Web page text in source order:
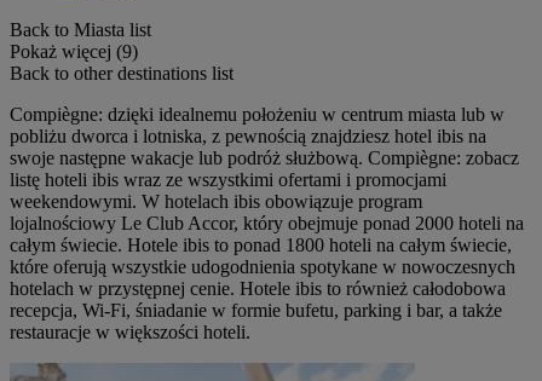
Back to Miasta list
Pokaż więcej (9)
Back to other destinations list
Compiègne: dzięki idealnemu położeniu w centrum miasta lub w
pobliżu dworca i lotniska, z pewnością znajdziesz hotel ibis na
swoje następne wakacje lub podróż służbową. Compiègne: zobacz
listę hoteli ibis wraz ze wszystkimi ofertami i promocjami
weekendowymi. W hotelach ibis obowiązuje program
lojalnościowy Le Club Accor, który obejmuje ponad 2000 hoteli na
całym świecie. Hotele ibis to ponad 1800 hoteli na całym świecie,
które oferują wszystkie udogodnienia spotykane w nowoczesnych
hotelach w przystępnej cenie. Hotele ibis to również całodobowa
recepcja, Wi-Fi, śniadanie w formie bufetu, parking i bar, a także
restauracje w większości hoteli.